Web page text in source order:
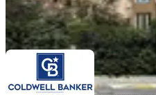
COLDWELL BANKER
Ara